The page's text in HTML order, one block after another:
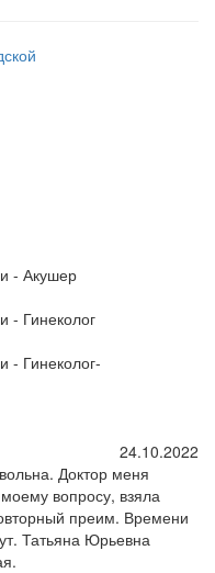
- Акушер
- Гинеколог
- Гинеколог-
24.10.2022
Доктор меня
вопросу, взяла
преим. Времени
Татьяна Юрьевна